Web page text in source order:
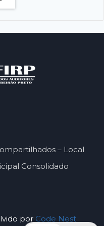
– Local
Consolidado
por Code Nest